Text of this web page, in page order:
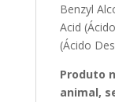
Benzyl
Acid
(Ácido
Produto
animal,